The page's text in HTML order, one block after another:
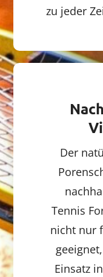
zu jeder
Der
Tennis
nicht nur
Einsatz